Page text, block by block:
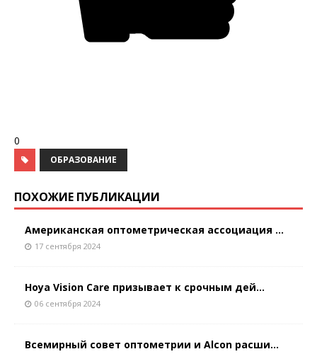
0
ОБРАЗОВАНИЕ
ПОХОЖИЕ ПУБЛИКАЦИИ
Американская оптометрическая ассоциация ...
17 сентября 2024
Hoya Vision Care призывает к срочным дей...
06 сентября 2024
Всемирный совет оптометрии и Alcon расши...